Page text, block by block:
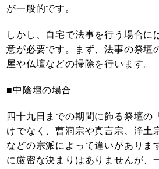
が一般的です。
しかし、自宅で法事を行う場合に
意が必要です。まず、法事の祭壇
屋や仏壇などの掃除を行います。
■中陰壇の場合
四十九日までの期間に飾る祭壇の
けでなく、曹洞宗や真言宗、浄土
などの宗派によって違いがありま
に厳密な決まりはありませんが、